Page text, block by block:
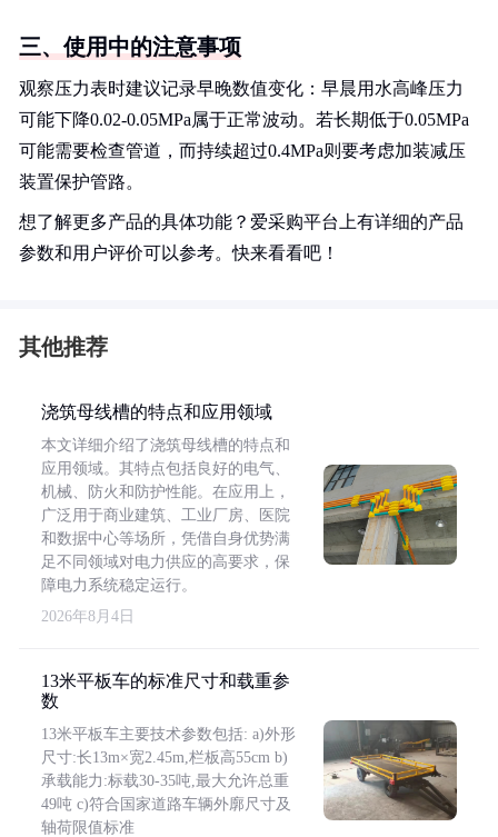
三、使用中的注意事项
观察压力表时建议记录早晚数值变化：早晨用水高峰压力
可能下降0.02-0.05MPa属于正常波动。若长期低于0.05MPa
可能需要检查管道，而持续超过0.4MPa则要考虑加装减压
装置保护管路。
想了解更多产品的具体功能？爱采购平台上有详细的产品
参数和用户评价可以参考。快来看看吧！
其他推荐
浇筑母线槽的特点和应用领域
本文详细介绍了浇筑母线槽的特点和
应用领域。其特点包括良好的电气、
机械、防火和防护性能。在应用上，
广泛用于商业建筑、工业厂房、医院
和数据中心等场所，凭借自身优势满
足不同领域对电力供应的高要求，保
障电力系统稳定运行。
2026年8月4日
13米平板车的标准尺寸和载重参
数
13米平板车主要技术参数包括: a)外形
尺寸:长13m×宽2.45m,栏板高55cm b)
承载能力:标载30-35吨,最大允许总重
49吨 c)符合国家道路车辆外廓尺寸及
轴荷限值标准